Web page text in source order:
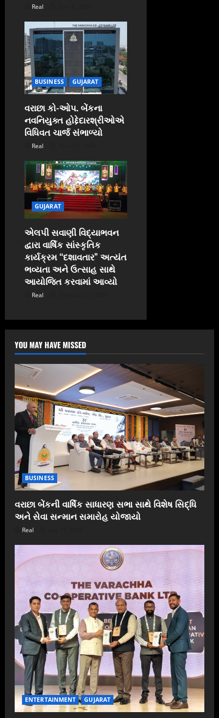
Real
BUSINESS GUJARAT
વરાછા કો-ઓપ. બેંકના
નવનિયુક્ત હોદ્દેદારશ્રીઓએ
વિધિવત ચાર્જ સંભાળ્યો
Real
GUJARAT
એલપી સવાણી વિદ્યાભવન
દ્વારા વાર્ષિક સાંસ્કૃતિક
કાર્યક્રમ “દશાવતાર” અત્યંત
ભવ્યતા અને ઉત્સાહ સાથે
આયોજિત કરવામાં આવ્યો
Real
YOU MAY HAVE MISSED
BUSINESS
વરાછા બેંકની વાર્ષિક સાધારણ સભા સાથે વિશેષ સિદ્ધિ
અને સેવા સન્માન સમારોહ યોજાયો
Real
ENTERTAINMENT GUJARAT